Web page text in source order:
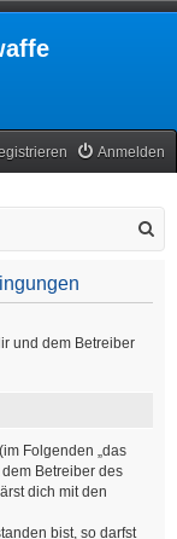
Anmelden
und dem Betreiber
Folgenden „das
Betreiber des
dich mit den
bist, so darfst